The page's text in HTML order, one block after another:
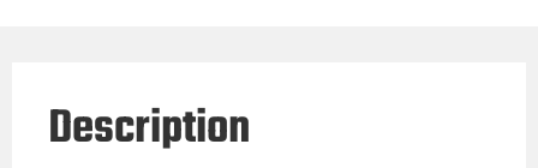
Description